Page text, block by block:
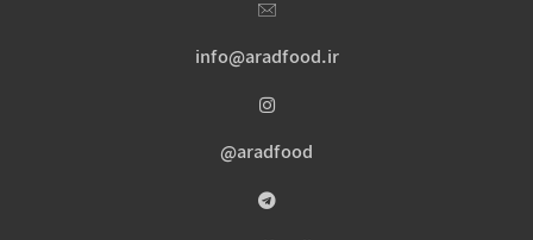
info@aradfood.ir
aradfood@